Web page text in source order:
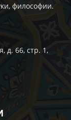
философии.
д. 66, стр. 1,